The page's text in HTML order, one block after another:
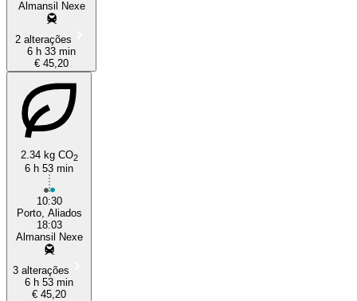
Almansil Nexe
2 alterações
6 h 33 min
€ 45,20
2.34 kg CO2
6 h 53 min
10:30
Porto, Aliados
18:03
Almansil Nexe
3 alterações
6 h 53 min
€ 45,20